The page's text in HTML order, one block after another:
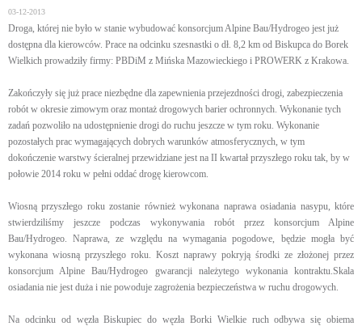
03-12-2013
Droga, której nie było w stanie wybudować konsorcjum Alpine Bau/Hydrogeo jest już
dostępna dla kierowców. Prace na odcinku szesnastki o dł. 8,2 km od Biskupca do Borek
Wielkich prowadziły firmy: PBDiM z Mińska Mazowieckiego i PROWERK z Krakowa.
Zakończyły się już prace niezbędne dla zapewnienia przejezdności drogi, zabezpieczenia
robót w okresie zimowym oraz montaż drogowych barier ochronnych. Wykonanie tych
zadań pozwoliło na udostępnienie drogi do ruchu jeszcze w tym roku. Wykonanie
pozostałych prac wymagających dobrych warunków atmosferycznych, w tym
dokończenie warstwy ścieralnej przewidziane jest na II kwartał przyszłego roku tak, by w
połowie 2014 roku w pełni oddać drogę kierowcom.
Wiosną przyszłego roku zostanie również wykonana naprawa osiadania nasypu, które
stwierdziliśmy jeszcze podczas wykonywania robót przez konsorcjum Alpine
Bau/Hydrogeo. Naprawa, ze względu na wymagania pogodowe, będzie mogła być
wykonana wiosną przyszłego roku. Koszt naprawy pokryją środki ze złożonej przez
konsorcjum Alpine Bau/Hydrogeo gwarancji należytego wykonania kontraktu.Skala
osiadania nie jest duża i nie powoduje zagrożenia bezpieczeństwa w ruchu drogowych.
Na odcinku od węzła Biskupiec do węzła Borki Wielkie ruch odbywa się obiema